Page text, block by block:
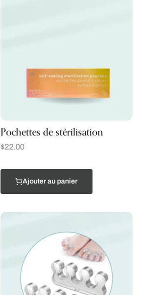
Pochettes de stérilisation
$22.00
Ajouter au panier